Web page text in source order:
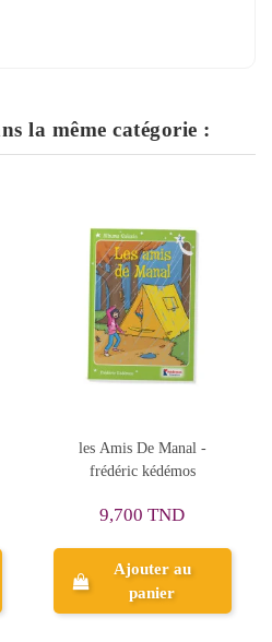
la même catégorie :
-
au
Coffret 3 Histoires
Peluche Les
Ajouter au